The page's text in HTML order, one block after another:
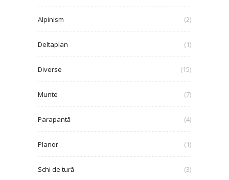
Alpinism (2)
Deltaplan (1)
Diverse (15)
Munte (7)
Parapantă (4)
Planor (1)
Schi de tură (3)